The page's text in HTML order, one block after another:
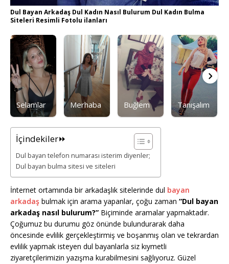
Dul Bayan Arkadaş Dul Kadın Nasıl Bulurum Dul Kadın Bulma
Siteleri Resimli Fotolu ilanları
Selamlar Merhaba Buğlem Tanışalım
İçindekiler⏩
Dul bayan telefon numarası isterim diyenler;
Dul bayan bulma sitesi ve siteleri
İnternet ortamında bir arkadaşlık sitelerinde dul bayan
arkadaş bulmak için arama yapanlar, çoğu zaman “Dul bayan
arkadaş nasıl bulurum?” Biçiminde aramalar yapmaktadır.
Çoğumuz bu durumu göz önünde bulundurarak daha
öncesinde evlilik gerçekleştirmiş ve boşanmış olan ve tekrardan
evlilik yapmak isteyen dul bayanlarla siz kıymetli
ziyaretçilerimizin yazışma kurabilmesini sağlıyoruz. Güzel